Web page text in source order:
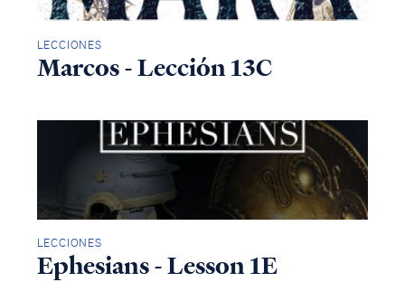
LECCIONES
Marcos - Lección 13C
LECCIONES
Ephesians - Lesson 1E